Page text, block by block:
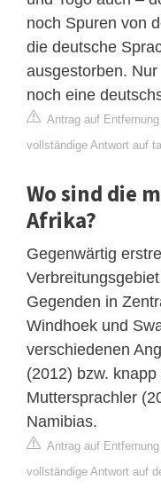
noch Spuren von
die deutsche
ausgestorben.
noch eine
Antrag auf
vollständige Antwort auf
Wo sind die
Afrika?
Gegenwärtig
Gegenden in
Windhoek und
verschiedenen
(2012) bzw.
Muttersprachler
Namibias.
Antrag auf
vollständige Antwort auf